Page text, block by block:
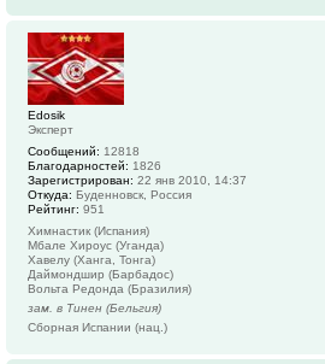
Edosik
Эксперт
Сообщений: 12818
Благодарностей: 1826
Зарегистрирован: 22 янв 2010, 14:37
Откуда: Буденновск, Россия
Рейтинг: 951
Химнастик (Испания)
Мбале Хироус (Уганда)
Хавелу (Ханга, Тонга)
Даймондшир (Барбадос)
Вольта Редонда (Бразилия)
зам. в Тинен (Бельгия)
Сборная Испании (нац.)